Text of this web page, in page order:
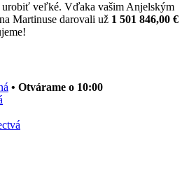
urobiť veľké. Vďaka vašim Anjelským
Martinuse darovali už 1 501 846,00 €
• Otvárame o 10:00